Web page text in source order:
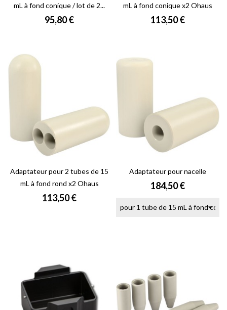
mL à fond conique / lot de 2...
Prix
95,80 €
mL à fond conique x2 Ohaus
Prix
113,50 €
Adaptateur pour 2 tubes de 15
mL à fond rond x2 Ohaus
Prix
113,50 €
Adaptateur pour nacelle
Prix
184,50 €